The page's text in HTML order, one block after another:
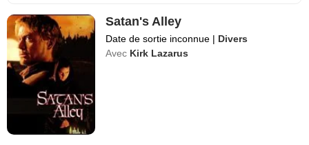
Satan's Alley
Date de sortie inconnue | Divers
Avec Kirk Lazarus